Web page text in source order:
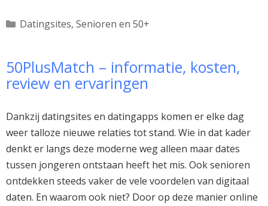
Categorieën
Datingsites, Senioren en 50+
50PlusMatch – informatie, kosten,
review en ervaringen
Dankzij datingsites en datingapps komen er elke dag
weer talloze nieuwe relaties tot stand. Wie in dat kader
denkt er langs deze moderne weg alleen maar dates
tussen jongeren ontstaan heeft het mis. Ook senioren
ontdekken steeds vaker de vele voordelen van digitaal
daten. En waarom ook niet? Door op deze manier online